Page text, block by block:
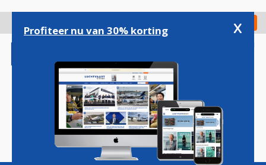
gaan
Check in
Magazine Podcasts Vacatures
Profiteer nu van 30% korting x